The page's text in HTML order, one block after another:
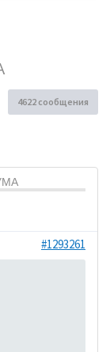
4622 сообщения
#1293261